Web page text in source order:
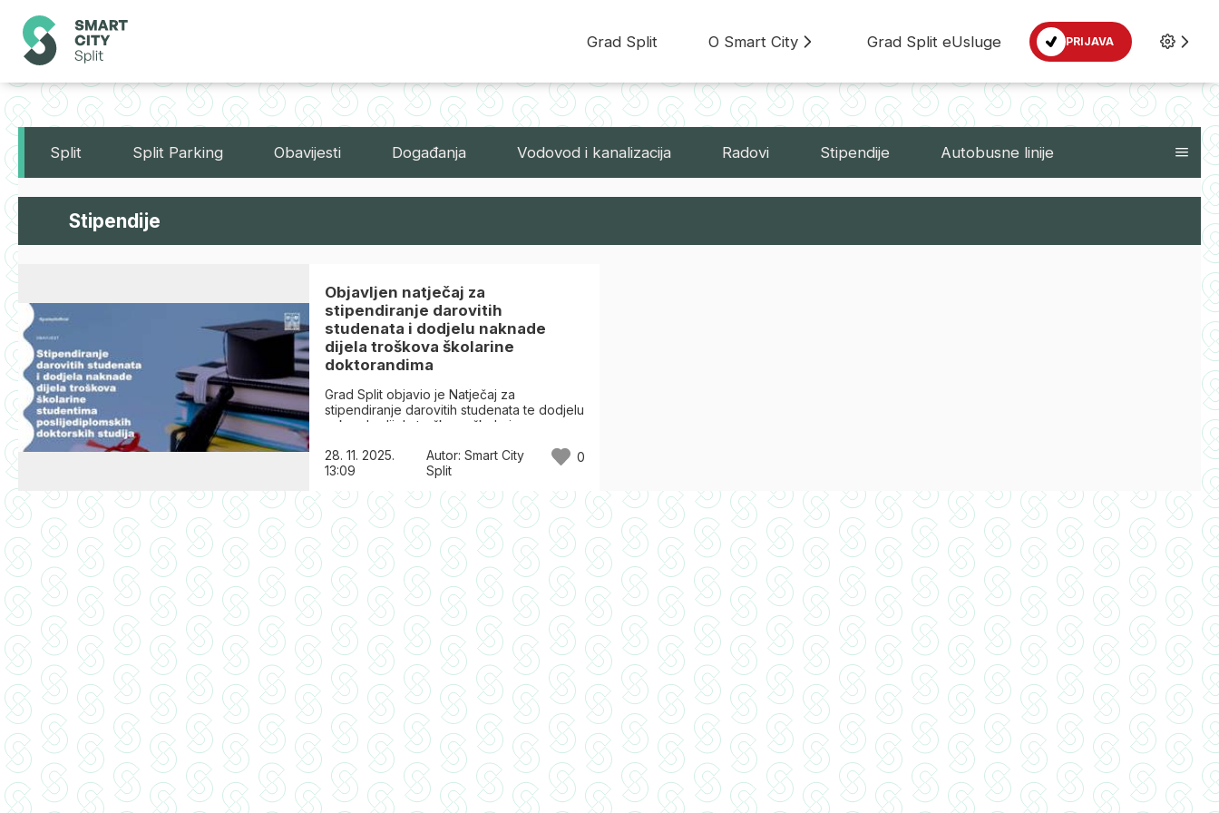
Grad Split O Smart City Grad Split eUsluge PRIJAVA
Split Split Parking Obavijesti Događanja Vodovod i kanalizacija Radovi Stipendije Autobusne linije
Stipendije
Objavljen natječaj za
stipendiranje darovitih
studenata i dodjelu naknade
dijela troškova školarine
doktorandima
Grad Split objavio je Natječaj za
stipendiranje darovitih studenata te dodjelu
naknade dijela troškova školarine
studija u akademskoj godini 2025./2026.
28. 11. 2025.
13:09
Autor:Smart City
Split
0